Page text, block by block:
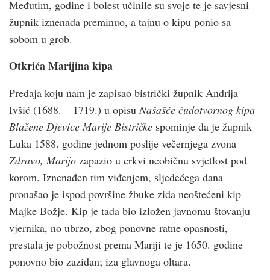
Međutim, godine i bolest učinile su svoje te je savjesni
župnik iznenada preminuo, a tajnu o kipu ponio sa
sobom u grob.
Otkrića Marijina kipa
Predaja koju nam je zapisao bistrički župnik Andrija
Ivšić (1688. – 1719.) u opisuNašašće čudotvornog kipa
Blažene Djevice Marije Bistričke spominje da je župnik
Luka 1588. godine jednom poslije večernjega zvona
Zdravo, Marijo zapazio u crkvi neobičnu svjetlost pod
korom. Iznenađen tim viđenjem, sljedećega dana
pronašao je ispod površine žbuke zida neoštećeni kip
Majke Božje. Kip je tada bio izložen javnomu štovanju
vjernika, no ubrzo, zbog ponovne ratne opasnosti,
prestala je pobožnost prema Mariji te je 1650. godine
ponovno bio zazidan; iza glavnoga oltara.